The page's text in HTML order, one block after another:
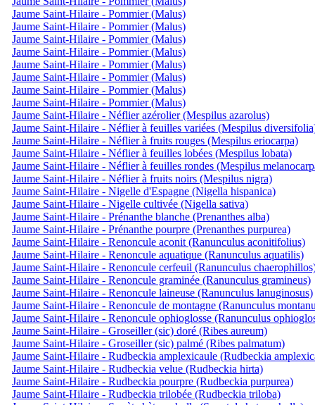
Jaume Saint-Hilaire - Pommier (Malus)
Jaume Saint-Hilaire - Pommier (Malus)
Jaume Saint-Hilaire - Pommier (Malus)
Jaume Saint-Hilaire - Pommier (Malus)
Jaume Saint-Hilaire - Pommier (Malus)
Jaume Saint-Hilaire - Pommier (Malus)
Jaume Saint-Hilaire - Pommier (Malus)
Jaume Saint-Hilaire - Pommier (Malus)
Jaume Saint-Hilaire - Néflier azérolier (Mespilus azarolus)
Jaume Saint-Hilaire - Néflier à feuilles variées (Mespilus
Jaume Saint-Hilaire - Néflier à fruits rouges (Mespilus eriocarpa)
Jaume Saint-Hilaire - Néflier à feuilles lobées (Mespilus lobata)
Jaume Saint-Hilaire - Néflier à feuilles rondes (Mespilus
Jaume Saint-Hilaire - Néflier à fruits noirs (Mespilus nigra)
Jaume Saint-Hilaire - Nigelle d'Espagne (Nigella hispanica)
Jaume Saint-Hilaire - Nigelle cultivée (Nigella sativa)
Jaume Saint-Hilaire - Prénanthe blanche (Prenanthes alba)
Jaume Saint-Hilaire - Prénanthe pourpre (Prenanthes purpurea)
Jaume Saint-Hilaire - Renoncule aconit (Ranunculus aconitifolius)
Jaume Saint-Hilaire - Renoncule aquatique (Ranunculus aquatilis)
Jaume Saint-Hilaire - Renoncule cerfeuil (Ranunculus
Jaume Saint-Hilaire - Renoncule graminée (Ranunculus gramineus)
Jaume Saint-Hilaire - Renoncule laineuse (Ranunculus lanuginosus)
Jaume Saint-Hilaire - Renoncule de montagne (Ranunculus
Jaume Saint-Hilaire - Renoncule ophioglosse (Ranunculus
Jaume Saint-Hilaire - Groseiller (sic) doré (Ribes aureum)
Jaume Saint-Hilaire - Groseiller (sic) palmé (Ribes palmatum)
Jaume Saint-Hilaire - Rudbeckia amplexicaule (Rudbeckia
Jaume Saint-Hilaire - Rudbeckia velue (Rudbeckia hirta)
Jaume Saint-Hilaire - Rudbeckia pourpre (Rudbeckia purpurea)
Jaume Saint-Hilaire - Rudbeckia trilobée (Rudbeckia triloba)